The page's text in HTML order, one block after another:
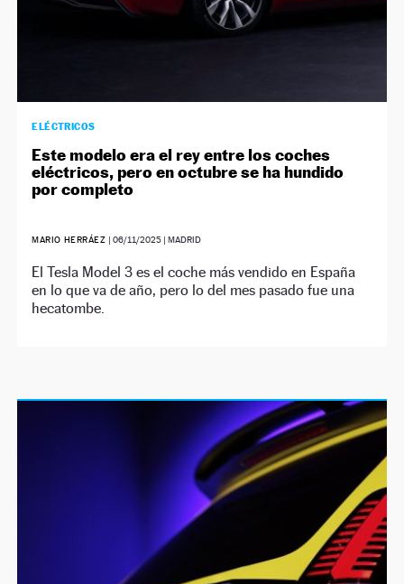
ELÉCTRICOS
Este modelo era el rey entre los coches
eléctricos, pero en octubre se ha hundido
por completo
MARIO HERRÁEZ | 06/11/2025| MADRID
El Tesla Model 3 es el coche más vendido en España
en lo que va de año, pero lo del mes pasado fue una
hecatombe.